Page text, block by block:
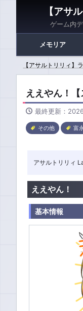
【アサ
ゲーム内
メモリア
【アサルトリリィ】
ええやん！【
最終更新：
その他 富
アサルトリリィ
ええやん！
基本情報